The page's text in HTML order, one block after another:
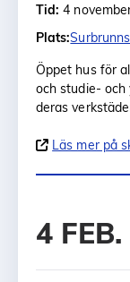
Tid: 4
Plats:
Öppet hus för
och studie- och
deras
Läs mer på
4 FEB.